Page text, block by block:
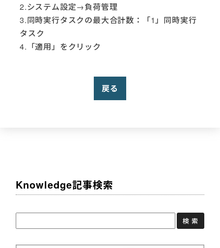
2.システム設定→負荷管理
3.同時実行タスクの最大合計数：「1」同時実行
タスク
4.「適用」をクリック
戻る
Knowledge記事検索